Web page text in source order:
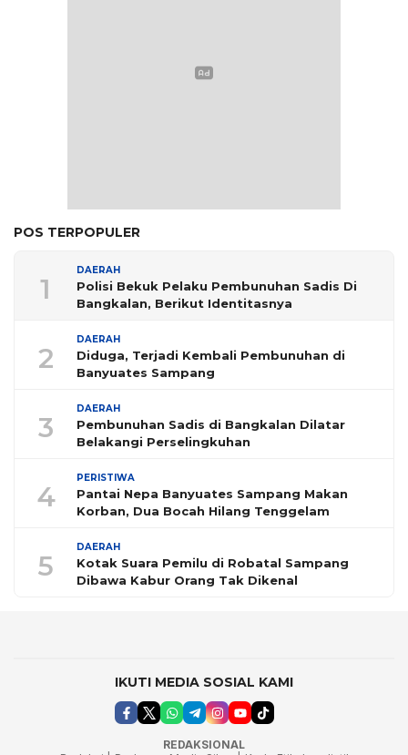
POS TERPOPULER
1
DAERAH
Polisi Bekuk Pelaku Pembunuhan Sadis Di
Bangkalan, Berikut Identitasnya
2
DAERAH
Diduga, Terjadi Kembali Pembunuhan di
Banyuates Sampang
3
DAERAH
Pembunuhan Sadis di Bangkalan Dilatar
Belakangi Perselingkuhan
4
PERISTIWA
Pantai Nepa Banyuates Sampang Makan
Korban, Dua Bocah Hilang Tenggelam
5
DAERAH
Kotak Suara Pemilu di Robatal Sampang
Dibawa Kabur Orang Tak Dikenal
IKUTI MEDIA SOSIAL KAMI
REDAKSIONAL